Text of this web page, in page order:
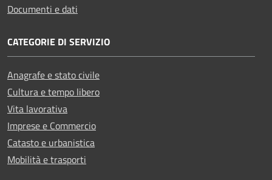
Documenti e dati
CATEGORIE DI SERVIZIO
Anagrafe e stato civile
Cultura e tempo libero
Vita lavorativa
Imprese e Commercio
Catasto e urbanistica
Mobilità e trasporti